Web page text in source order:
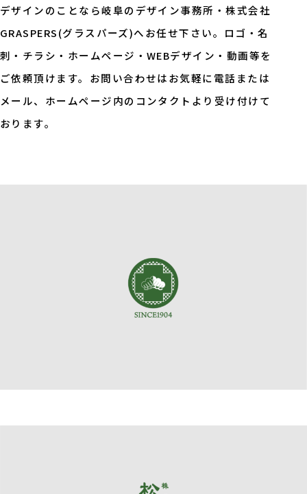
デザインのことなら岐阜のデザイン事務所・株式会社
GRASPERS(グラスパーズ)へお任せ下さい。ロゴ・名
刺・チラシ・ホームページ・WEBデザイン・動画等を
ご依頼頂けます。お問い合わせはお気軽に電話または
メール、ホームページ内のコンタクトより受け付けて
おります。